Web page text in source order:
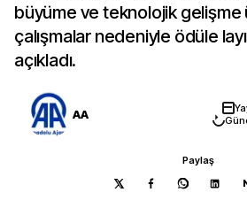
büyüme ve teknolojik gelişme
çalışmalar nedeniyle ödüle
açıkladı.
AA
Paylaş